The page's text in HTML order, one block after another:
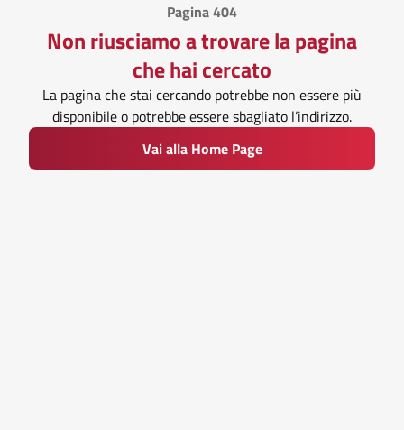
Pagina 404
Non riusciamo a trovare la pagina
che hai cercato
La pagina che stai cercando potrebbe non essere più
disponibile o potrebbe essere sbagliato l’indirizzo.
Vai alla Home Page